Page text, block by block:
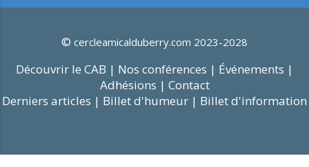
© cercleamicalduberry.com 2023-2028
Découvrir le CAB | Nos conférences | Événements |
Adhésions | Contact
Derniers articles | Billet d'humeur | Billet d'information